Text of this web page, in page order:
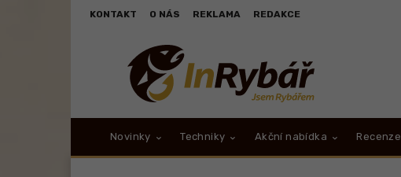
KONTAKT O NÁS REKLAMA REDAKCE
Novinky Techniky Akční nabídka Recenze